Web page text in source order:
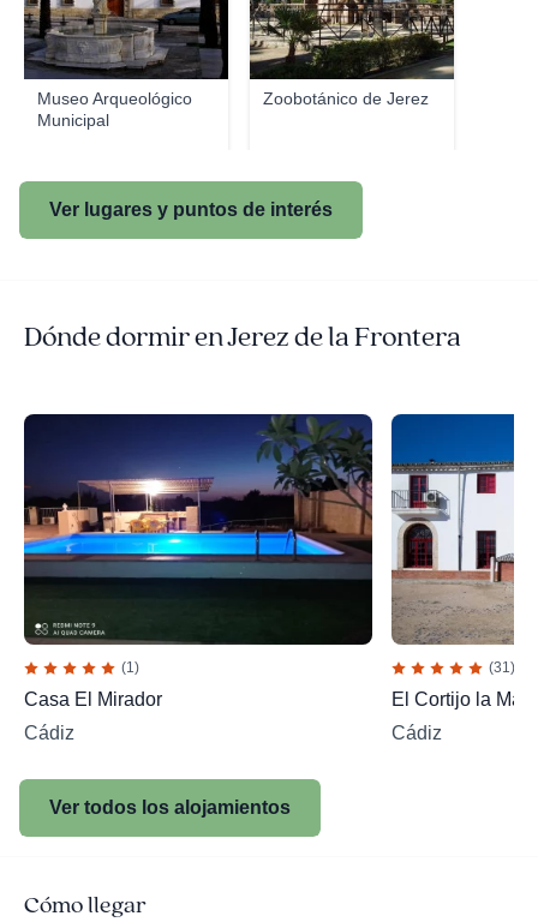
Museo Arqueológico
Municipal
Zoobotánico de Jerez
Ver lugares y puntos de interés
Dónde dormir en Jerez de la Frontera
(1)
Casa El Mirador
Cádiz
(31)
El Cortijo la
Cádiz
Ver todos los alojamientos
Cómo llegar